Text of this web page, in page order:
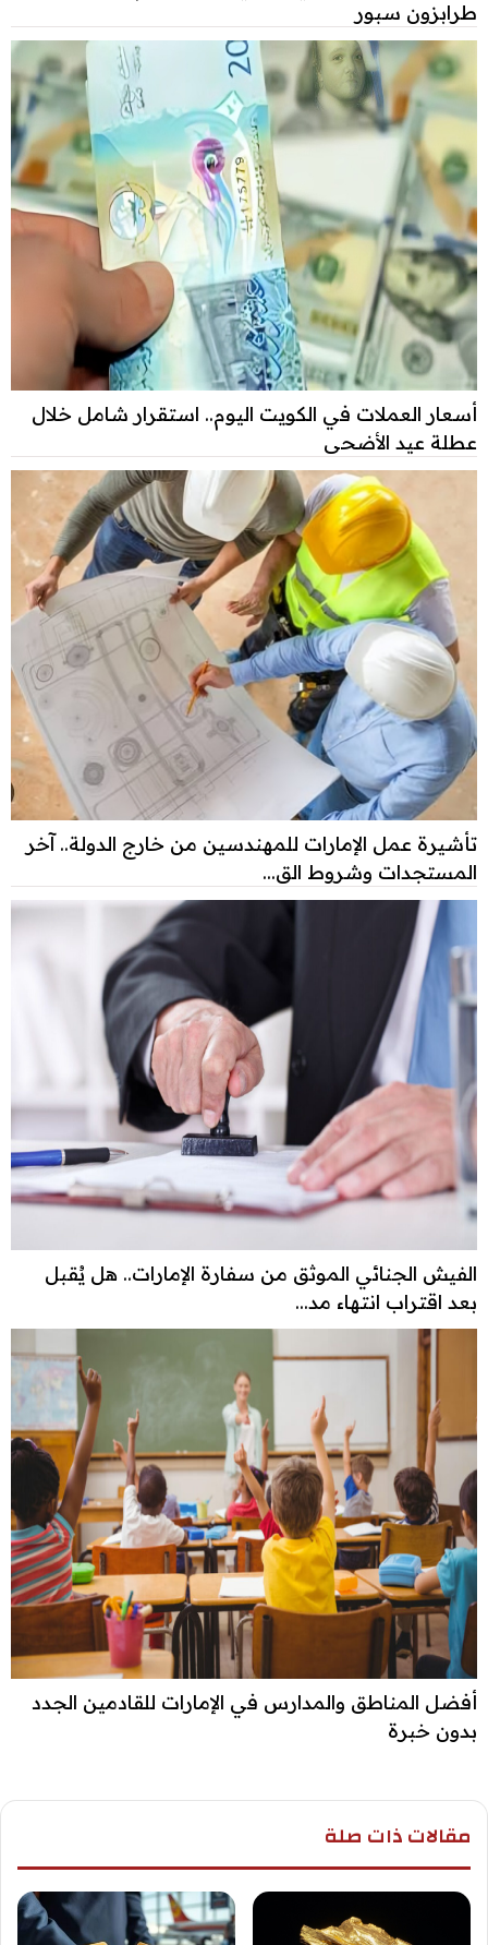
طرابزون سبور
أسعار العملات في الكويت اليوم.. استقرار شامل خلال
عطلة عيد الأضحى
تأشيرة عمل الإمارات للمهندسين من خارج الدولة.. آخر
المستجدات وشروط الق...
الفيش الجنائي الموثق من سفارة الإمارات.. هل يُقبل
بعد اقتراب انتهاء مد...
أفضل المناطق والمدارس في الإمارات للقادمين الجدد
بدون خبرة
مقالات ذات صلة